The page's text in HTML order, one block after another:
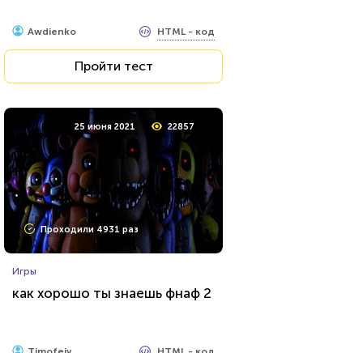
Пройти тест
23 июня 2021
Проходили 20934 раза
Тест: «Какой ты вампир из
сериала "Дневники
Awdienko HTML - код
Пройти тест
25 июня 2021 22857
Проходили 4931 раз
Игры
как хорошо ты знаешь фнаф 2